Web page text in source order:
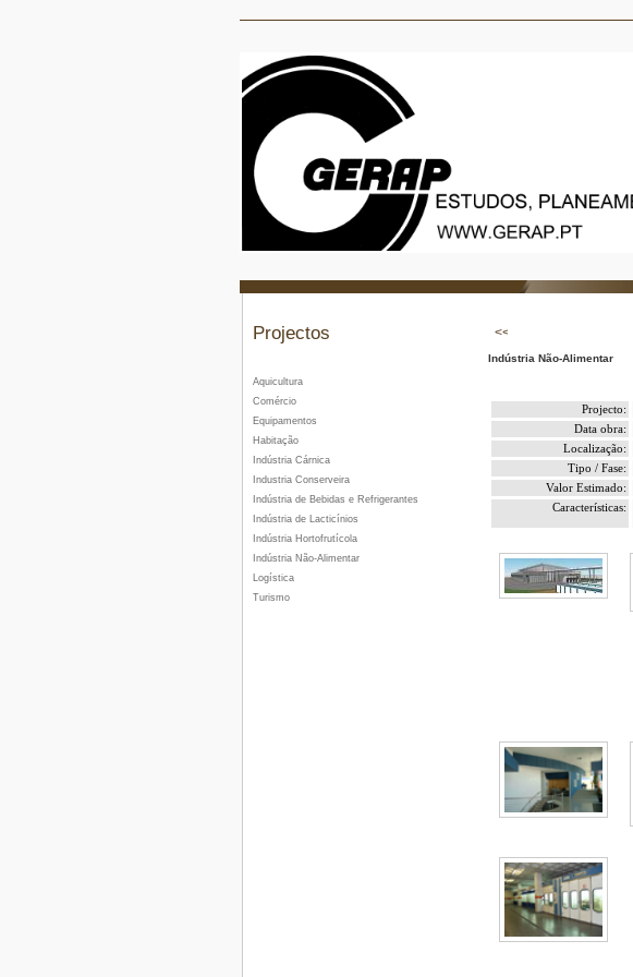
Projectos
Aquicultura
Comércio
Equipamentos
Habitação
Indústria Cárnica
Industria Conserveira
Indústria de Bebidas e Refrigerantes
Indústria de Lacticínios
Indústria Hortofrutícola
Indústria Não-Alimentar
Logística
Turismo
Indústria Não-Alimentar
Projecto:
Data obra:
Localização:
Tipo / Fase:
Valor Estimado:
Características: